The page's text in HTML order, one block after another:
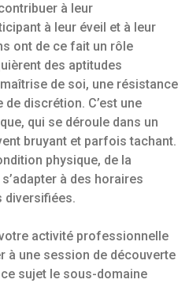
à leur
à leur éveil et à leur
ont de ce fait un rôle
des aptitudes
de soi, une résistance
discrétion. C’est une
qui se déroule dans un
bruyant et parfois tachant.
physique, de la
à des horaires
diversifiées.
activité professionnelle
à une session de découverte
sujet le sous-domaine